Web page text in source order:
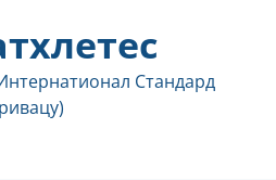
Стандард